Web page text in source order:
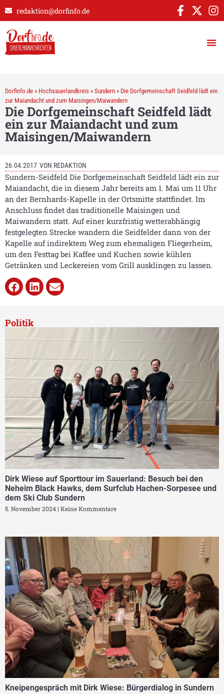
redaktion@dorfinfo.de
Dorfinfo.de » Hochsauerlandkreis » Sundern » Die Dorfgemeinschaft Seidfeld lädt ein
zur Maiandacht und zum Maisingen/Maiwandern
Die Dorfgemeinschaft Seidfeld lädt
ein zur Maiandacht und zum
Maisingen/Maiwandern
26.04.2017 VON REDAKTION
Sundern-Seidfeld Die Dorfgemeinschaft Seidfeld lädt ein zur
Maiandacht, die in diesem Jahr bereits am 1. Mai um 11 Uhr
an der Bernhards-Kapelle in der Ortsmitte stattfindet. Im
Anschluss findet das traditionelle Maisingen und
Maiwandern statt. Auf einer kurzfristig wetterabhängig
festgelegten Strecke wandern die Seidfelder dann von der
Kapelle auf indirektem Weg zum ehemaligen Fliegerheim,
um den Festtag bei Kaffee und Kuchen sowie kühlen
Getränken und Leckereien vom Grill ausklingen zu lassen.
Politik
Dirk Wiese auf Sporttour im Sauerland: Besuch bei den
Neheim Black Hawks, dem Surfclub Hachen-Sorpesee und
dem Ski Club Sundern
5. November 2024 Keine Kommentare
Kneipengespräch mit Dirk Wiese: Bürgerdialog in Sundern